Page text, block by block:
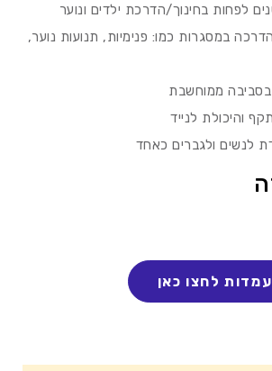
במסגרות כמו: פנימיות, תנועות נוער,
בסביבה ממוחשבת
והיכולת לנייד
לנשים ולגברים כאחד